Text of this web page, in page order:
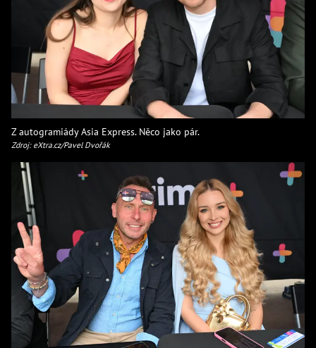
Z autogramiády Asia Express. Něco jako pár.
Zdroj: eXtra.cz/Pavel Dvořák